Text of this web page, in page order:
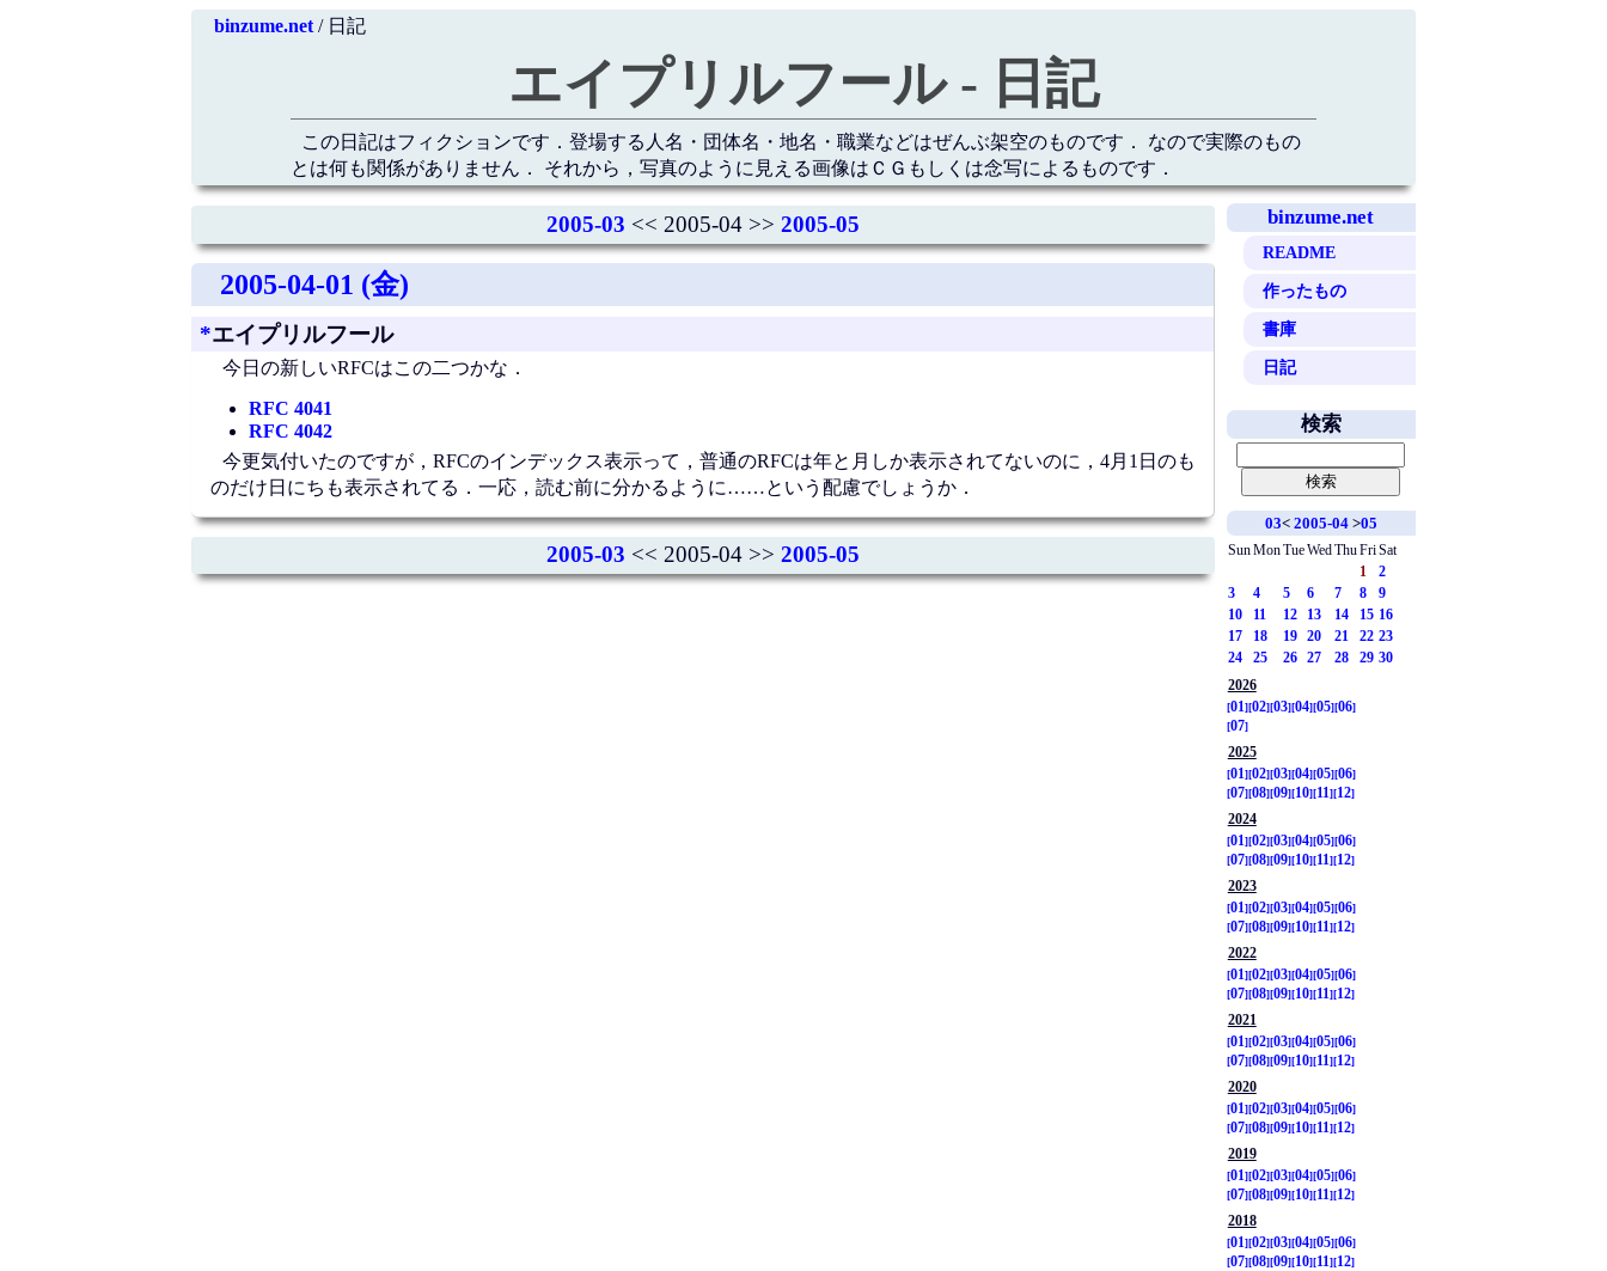
binzume.net/ 日記
エイプリルフール - 日記
この日記はフィクションです．登場する人名・団体名・地名・職業などはぜんぶ架空のものです． なので実際のもの
とは何も関係がありません． それから，写真のように見える画像はＣＧもしくは念写によるものです．
binzume.net
README
作ったもの
書庫
日記
2005-03 << 2005-04 >> 2005-05
2005-04-01 (金)
*エイプリルフール
今日の新しいRFCはこの二つかな．
RFC 4041
RFC 4042
今更気付いたのですが，RFCのインデックス表示って，普通のRFCは年と月しか表示されてないのに，4月1日のも
のだけ日にちも表示されてる．一応，読む前に分かるように……という配慮でしょうか．
2005-03 << 2005-04 >> 2005-05
検索
03< 2005-04>05
SunMonTueWed ThuFriSat
1
2
3
4 5 6 7 8
9
10
11 12 13 14 15 16
17
18 19 20 21 22 23
24
25 26 27 28 29 30
2026
01
02 03 04 05 06
07
2025
01
02 03 04 05 06
07 08 09 10 11
12
2024
01
02 03 04 05 06
07 08 09 10 11
12
2023
01
02 03 04 05 06
07 08 09 10 11
12
2022
01
02 03 04 05 06
07 08 09 10 11
12
2021
01
02 03 04 05 06
07 08 09 10 11
12
2020
01
02 03 04 05 06
07 08 09 10 11
12
2019
01
02 03 04 05 06
07 08 09 10 11
12
2018
01 02 03 04 05 06
07 08 09 10 11 12